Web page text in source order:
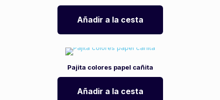
Añadir a la cesta
Pajita colores papel cañita
Añadir a la cesta